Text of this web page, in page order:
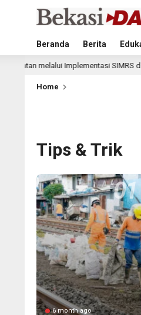
Beranda Berita
Implementasi SIMRS dan
Home
Tips & Trik
6 month ago